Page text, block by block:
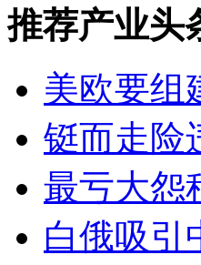
推荐产业头
美欧要组
铤而走险
最亏大怨
白俄吸引